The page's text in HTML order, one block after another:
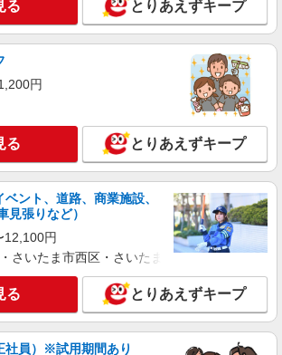
1909022
陸太田市＊病院のサポート役♪高時給＆充実
研修で安心スタート
時給1500円〜2125円 ＜日払い有/週払い有/交
常陸太田市
詳細を見る
1977348
≪常陸太田市／看護助手≫子育て世代活躍中！
働きやすい環境♪
時給1500円〜2125円 ＜日払い有/週払い有/交
費全支給(ガソリン代含む)＞
常陸太田市
る とりあえずキープ
円
る とりあえずキープ
ント、道路、商業施設、
見張りなど）
12,100円
さいたま市西区・さいたま市岩槻区・久喜市・
る とりあえずキープ
社員）※試用期間あり